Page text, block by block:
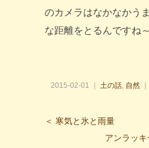
のカメラはなかなかう
な距離をとるんですね～
2015-02-01 ｜ 土の話 自然 ｜
＜ 寒気と氷と雨量
アンラッ